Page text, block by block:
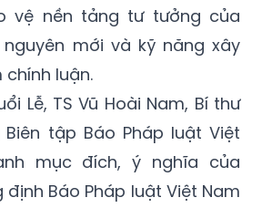
vệ nền tảng tư tưởng của
mới và kỹ năng xây
luận.
Lễ, TS Vũ Hoài Nam, Bí thư
tập Báo Pháp luật Việt
mục đích, ý nghĩa của
định Báo Pháp luật Việt Nam